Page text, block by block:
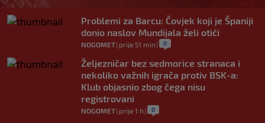
Problemi za Barcu: Čovjek koji je Španiji
donio naslov Mundijala želi otići
NOGOMET| prije 51 min | 0
Željezničar bez sedmorice stranaca i
nekoliko važnih igrača protiv BSK-a:
Klub objasnio zbog čega nisu
registrovani
NOGOMET| prije 1 h | 0